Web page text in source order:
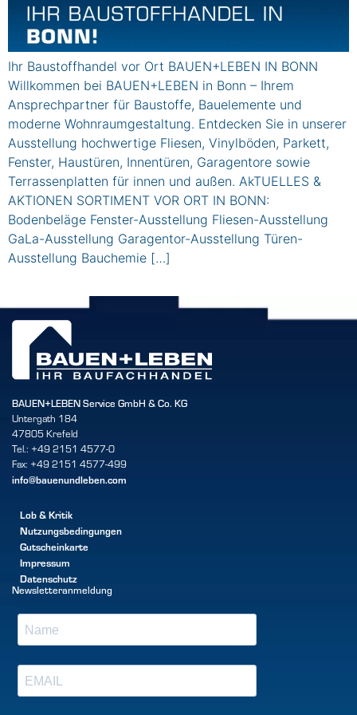
Ihr Baustoffhandel vor Ort BAUEN+LEBEN IN BONN
Willkommen bei BAUEN+LEBEN in Bonn – Ihrem
Ansprechpartner für Baustoffe, Bauelemente und
moderne Wohnraumgestaltung. Entdecken Sie in unserer
Ausstellung hochwertige Fliesen, Vinylböden, Parkett,
Fenster, Haustüren, Innentüren, Garagentore sowie
Terrassenplatten für innen und außen. AkTUELLES &
AKTIONEN SORTIMENT VOR ORT IN BONN:
Bodenbeläge Fenster-Ausstellung Fliesen-Ausstellung
GaLa-Ausstellung Garagentor-Ausstellung Türen-
Ausstellung Bauchemie […]
BAUEN+LEBEN Service GmbH & Co. KG
Untergath 184
47805 Krefeld
Tel.: +49 2151 4577-0
Fax: +49 2151 4577-499
info@bauenundleben.com
Lob & Kritik
Nutzungsbedingungen
Gutscheinkarte
Impressum
Datenschutz
Newsletteranmeldung